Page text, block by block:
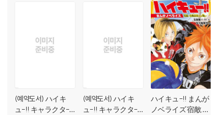
(예약도서) ハイキ
ュ-!! キャラクタ-
(예약도서) ハイキ
ュ-!! キャラクタ-
ハイキュ-!! まんが
ノベライズ 宿敵.音